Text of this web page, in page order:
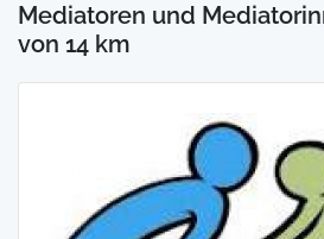
Mediatoren und
von 14 km